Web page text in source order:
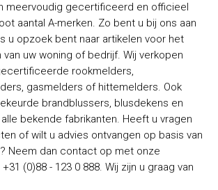
meervoudig gecertificeerd en officieel
aantal A-merken. Zo bent u bij ons aan
u opzoek bent naar artikelen voor het
van uw woning of bedrijf. Wij verkopen
rookmelders,
gasmelders of hittemelders. Ook
brandblussers, blusdekens en
bekende fabrikanten. Heeft u vragen
of wilt u advies ontvangen op basis van
Neem dan contact op met onze
(0)88 - 123 0 888. Wij zijn u graag van